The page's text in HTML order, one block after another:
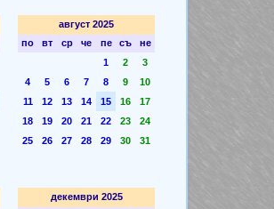
август 2025
по
вт ср че пе съ
не
1
2
3
4
5 6 7 8 9
10
11
12 13 14 15 16
17
18
19 20 21 22 23
24
25
26 27 28 29 30 31
декември 2025